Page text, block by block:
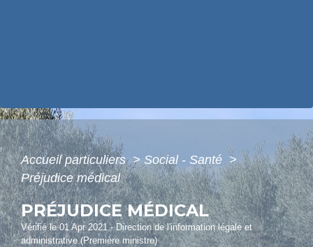
Accueil particuliers> Social - Santé >
Préjudice médical
PRÉJUDICE MÉDICAL
Vérifié le 01 Apr 2021 - Direction de l'information légale et
administrative (Première ministre)